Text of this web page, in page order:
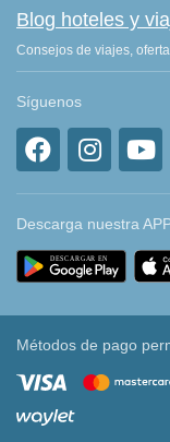
Blog hoteles y
Consejos de viajes,
Síguenos
Descarga nuestra
Métodos de pago